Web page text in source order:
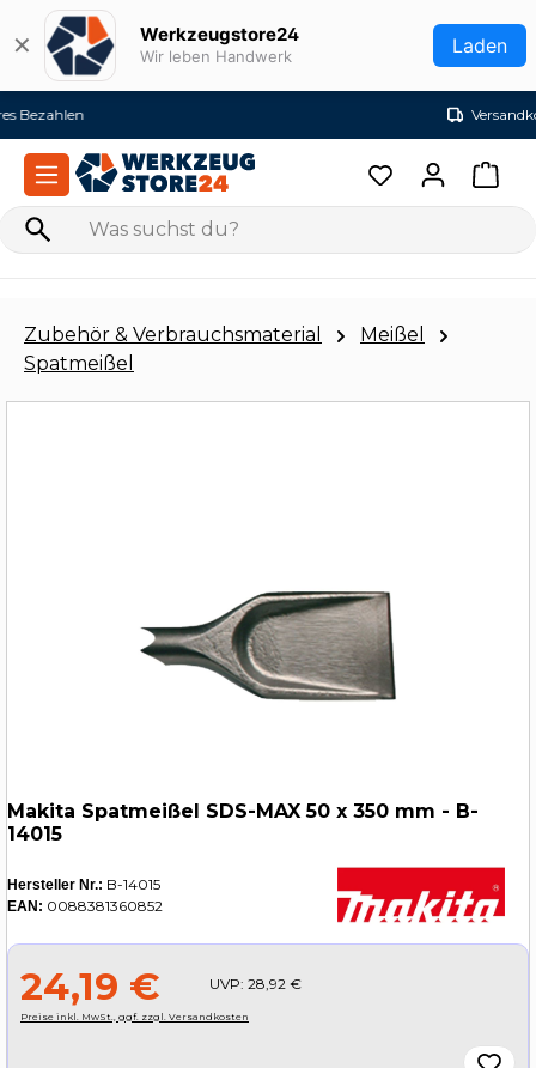
Zum Hauptinhalt springen
✕ Werkzeugstore24
Wir leben Handwerk Laden
Zubehör & Verbrauchsmaterial
Meißel
Spatmeißel
Makita Spatmeißel SDS-MAX 50 x 350 mm - B-
14015
Hersteller Nr.: B-14015
EAN: 0088381360852
24,19 € UVP: 28,92 €
Preise inkl. MwSt., ggf. zzgl. Versandkosten